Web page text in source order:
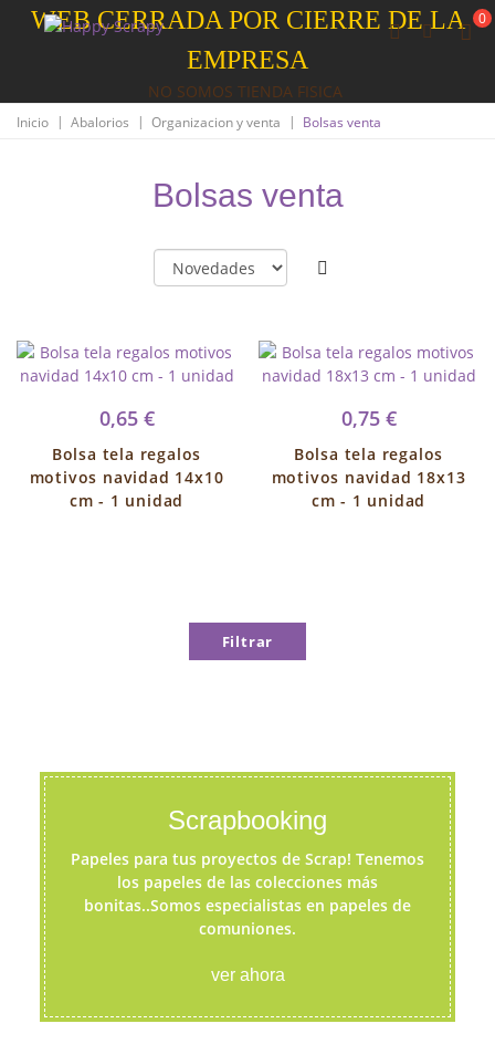
WEB CERRADA POR CIERRE DE LA
EMPRESA
NO SOMOS TIENDA FISICA
0
Inicio | Abalorios | Organizacion y venta | Bolsas venta
Bolsas venta
0,65 €
Bolsa tela regalos
motivos navidad 14x10
cm - 1 unidad
0,75 €
Bolsa tela regalos
motivos navidad 18x13
cm - 1 unidad
Filtrar
Scrapbooking
Papeles para tus proyectos de Scrap! Tenemos
los papeles de las colecciones más
bonitas..Somos especialistas en papeles de
comuniones.
ver ahora